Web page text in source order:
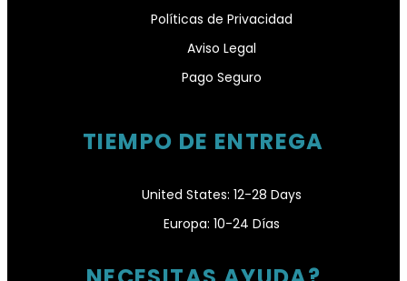
Políticas de Privacidad
Aviso Legal
Pago Seguro
TIEMPO DE ENTREGA
United States: 12-28 Days
Europa: 10-24 Días